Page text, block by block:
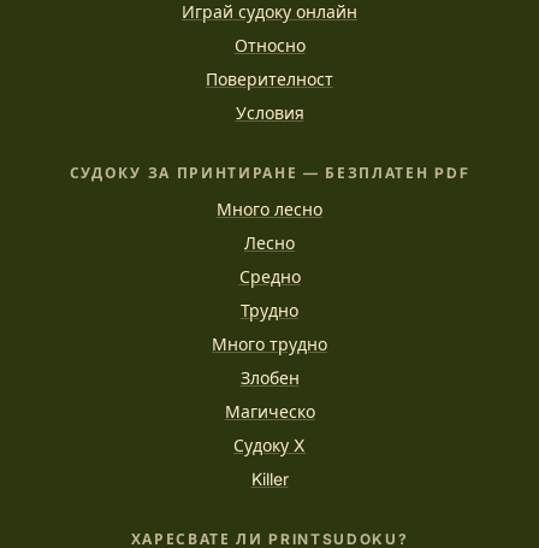
Играй судоку онлайн
Относно
Поверителност
Условия
СУДОКУ ЗА ПРИНТИРАНЕ — БЕЗПЛАТЕН PDF
Много лесно
Лесно
Средно
Трудно
Много трудно
Злобен
Магическо
Судоку X
Killer
ХАРЕСВАТЕ ЛИ PRINTSUDOKU?